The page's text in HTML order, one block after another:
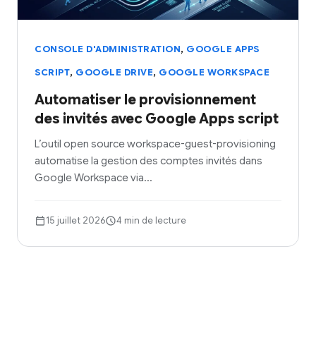
CONSOLE D'ADMINISTRATION, GOOGLE APPS
SCRIPT, GOOGLE DRIVE, GOOGLE WORKSPACE
Automatiser le provisionnement
des invités avec Google Apps script
L’outil open source workspace-guest-provisioning
automatise la gestion des comptes invités dans
Google Workspace via…
15 juillet 2026 4 min de lecture